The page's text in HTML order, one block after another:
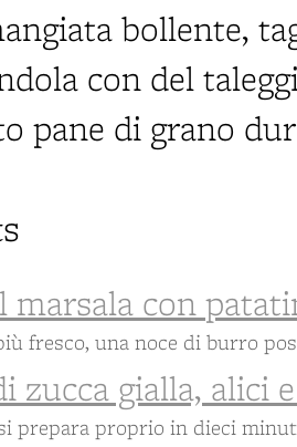
bollente,
con del
pane di grano
marsala con
fresco, una noce di burro
zucca gialla, alici
prepara proprio in dieci